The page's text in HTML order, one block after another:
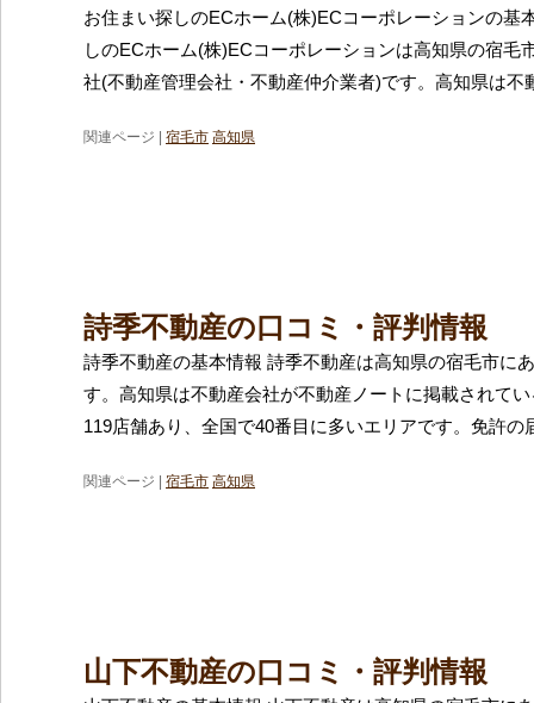
お住まい探しのECホーム(株)ECコーポレーションの基
しのECホーム(株)ECコーポレーションは高知県の宿毛
社(不動産管理会社・不動産仲介業者)です。高知県は不
関連ページ | 宿毛市 高知県
詩季不動産の口コミ・評判情報
詩季不動産の基本情報 詩季不動産は高知県の宿毛市に
す。高知県は不動産会社が不動産ノートに掲載されて
119店舗あり、全国で40番目に多いエリアです。免許の
関連ページ | 宿毛市 高知県
山下不動産の口コミ・評判情報